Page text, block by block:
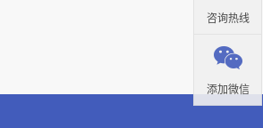
咨询热线
添加微信